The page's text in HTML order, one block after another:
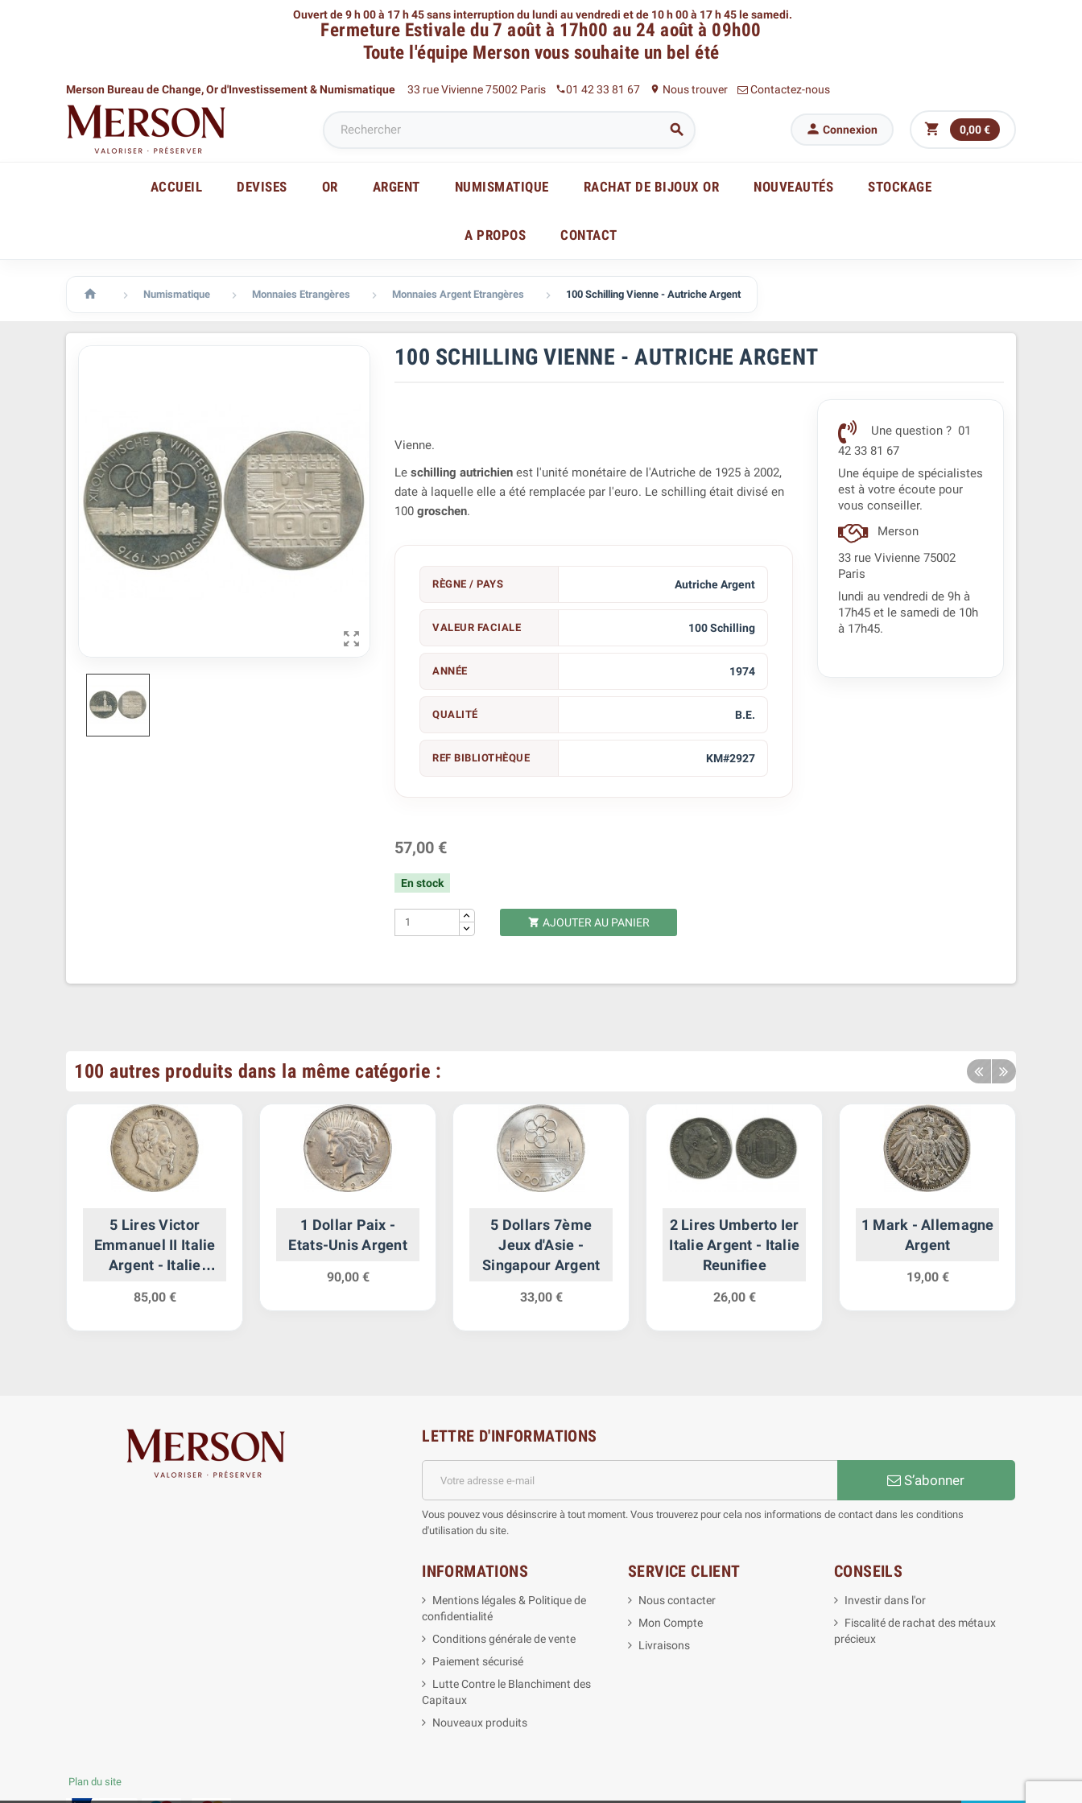
Ouvert de 9 h 00 à 17 h 45 sans interruption du lundi au vendredi et de 10 h 00 à 17 h 45 le samedi.
Fermeture Estivale du 7 août à 17h00 au 24 août à 09h00
Toute l'équipe Merson vous souhaite un bel été
Merson Bureau de Change, Or d'Investissement & Numismatique 33 rue Vivienne 75002 Paris phone01 42 33 81 67 place Nous trouver Contactez-nous
  Connexion  0,00 €
ACCUEIL DEVISES OR ARGENT NUMISMATIQUE RACHAT DE BIJOUX OR NOUVEAUTÉS STOCKAGE
A PROPOS CONTACT
  Numismatique  Monnaies Etrangères  Monnaies Argent Etrangères  100 Schilling Vienne - Autriche Argent

100 SCHILLING VIENNE - AUTRICHE ARGENT
Vienne.
Leschilling autrichien est l'unité monétaire de l'Autriche de 1925 à 2002,
date à laquelle elle a été remplacée par l'euro. Le schilling était divisé en
100groschen.
RÈGNE / PAYS Autriche Argent
VALEUR FACIALE 100 Schilling
ANNÉE 1974
QUALITÉ B.E.
REF BIBLIOTHÈQUE KM#2927
57,00 €
En stock
 AJOUTER AU PANIER
Une question ? 01
42 33 81 67
Une équipe de spécialistes
est à votre écoute pour
vous conseiller.
Merson
33 rue Vivienne 75002
Paris
lundi au vendredi de 9h à
17h45 et le samedi de 10h
à 17h45.
100 autres produits dans la même catégorie :
5 Lires Victor
Emmanuel II Italie
Argent - Italie
85,00 €
1 Dollar Paix -
Etats-Unis Argent
90,00 €
5 Dollars 7ème
Jeux d'Asie -
Singapour Argent
33,00 €
2 Lires Umberto Ier
Italie Argent - Italie
Reunifiee
26,00 €
1 Mark - Allemagne
Argent
19,00 €
LETTRE D'INFORMATIONS
S’abonner
Vous pouvez vous désinscrire à tout moment. Vous trouverez pour cela nos informations de contact dans les conditions
d'utilisation du site.
INFORMATIONS
Mentions légales & Politique de
confidentialité
Conditions générale de vente
Paiement sécurisé
Lutte Contre le Blanchiment des
Capitaux
Nouveaux produits
SERVICE CLIENT
Nous contacter
Mon Compte
Livraisons
CONSEILS
Investir dans l'or
Fiscalité de rachat des métaux
précieux
Plan du site